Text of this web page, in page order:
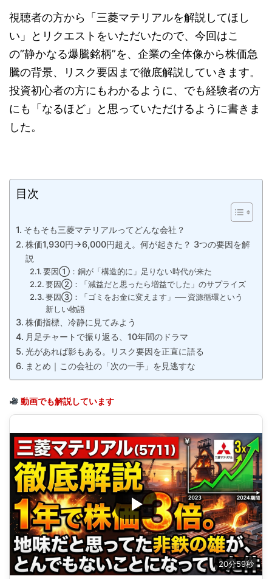
視聴者の方から「三菱マテリアルを解説してほし
い」とリクエストをいただいたので、今回はこ
の”静かなる爆騰銘柄”を、企業の全体像から株価急
騰の背景、リスク要因まで徹底解説していきます。
投資初心者の方にもわかるように、でも経験者の方
にも「なるほど」と思っていただけるように書きま
した。
目次
そもそも三菱マテリアルってどんな会社？
株価1,930円→6,000円超え。何が起きた？ 3つの要因を解
説
要因①：銅が「構造的に」足りない時代が来た
要因②：「減益だと思ったら増益でした」のサプライズ
要因③：「ゴミをお金に変えます」── 資源循環という
新しい物語
株価指標、冷静に見てみよう
月足チャートで振り返る、10年間のドラマ
光があれば影もある。リスク要因を正直に語る
まとめ｜この会社の「次の一手」を見逃すな
動画でも解説しています
20分59秒